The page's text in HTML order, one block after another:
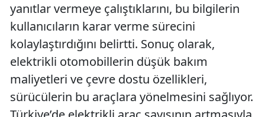
yanıtlar vermeye çalıştıklarını, bu bilgilerin
kullanıcıların karar verme sürecini
kolaylaştırdığını belirtti. Sonuç olarak,
elektrikli otomobillerin düşük bakım
maliyetleri ve çevre dostu özellikleri,
sürücülerin bu araçlara yönelmesini sağlıyor.